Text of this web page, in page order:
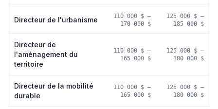
Directeur de l'urbanisme 110 000 $ –
170 000 $
125 000 $ –
185 000 $
Directeur de
l'aménagement du
territoire
110 000 $ –
165 000 $
125 000 $ –
180 000 $
Directeur de la mobilité
durable
110 000 $ –
165 000 $
125 000 $ –
180 000 $